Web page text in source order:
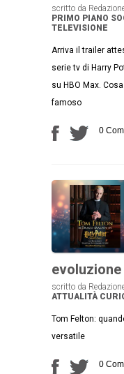
scritto da
PRIMO PIANO
TELEVISIONE
Arriva il trailer
serie tv di Harry
su HBO Max.
famoso
0
evoluzione
scritto da
ATTUALITÀ
Tom Felton:
versatile
0